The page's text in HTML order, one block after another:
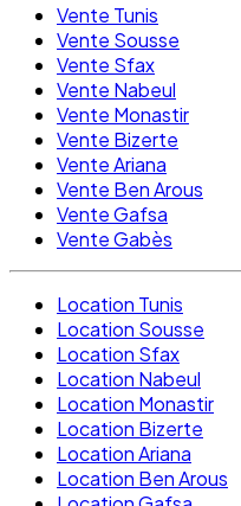
Vente Tunis
Vente Sousse
Vente Sfax
Vente Nabeul
Vente Monastir
Vente Bizerte
Vente Ariana
Vente Ben Arous
Vente Gafsa
Vente Gabès
Location Tunis
Location Sousse
Location Sfax
Location Nabeul
Location Monastir
Location Bizerte
Location Ariana
Location Ben Arous